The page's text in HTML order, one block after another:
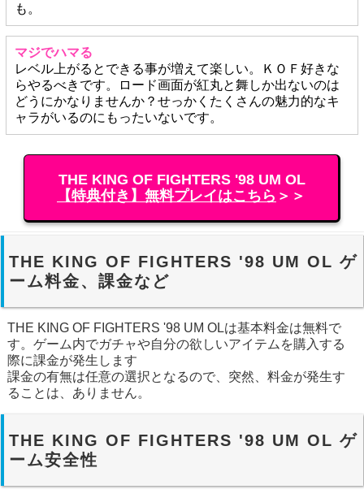
も。
マジでハマる
レベル上がるとできる事が増えて楽しい。ＫＯＦ好きな
らやるべきです。ロード画面が紅丸と舞しか出ないのは
どうにかなりませんか？せっかくたくさんの魅力的なキ
ャラがいるのにもったいないです。
THE KING OF FIGHTERS '98 UM OL
【特典付き】無料プレイはこちら ＞＞
THE KING OF FIGHTERS '98 UM OL ゲ
ーム料金、課金など
THE KING OF FIGHTERS '98 UM OLは基本料金は無料で
す。ゲーム内でガチャや自分の欲しいアイテムを購入する
際に課金が発生します
課金の有無は任意の選択となるので、突然、料金が発生す
ることは、ありません。
THE KING OF FIGHTERS '98 UM OL ゲ
ーム安全性